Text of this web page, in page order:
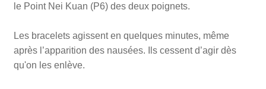
le Point Nei Kuan (P6) des deux poignets.
Les bracelets agissent en quelques minutes, même
après l’apparition des nausées. Ils cessent d’agir dès
qu'on les enlève.